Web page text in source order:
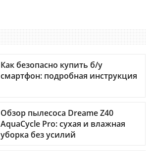
Как безопасно купить б/у
смартфон: подробная инструкция
Обзор пылесоса Dreame Z40
AquaCycle Pro: сухая и влажная
уборка без усилий